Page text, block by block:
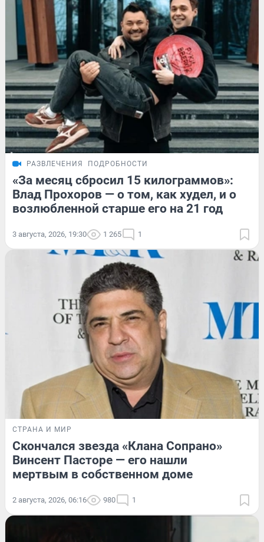
РАЗВЛЕЧЕНИЯ ПОДРОБНОСТИ
«За месяц сбросил 15 килограммов»:
Влад Прохоров — о том, как худел, и о
возлюбленной старше его на 21 год
3 августа, 2026, 19:30 1 265 1
СТРАНА И МИР
Скончался звезда «Клана Сопрано»
Винсент Пасторе — его нашли
мертвым в собственном доме
2 августа, 2026, 06:16 980 1